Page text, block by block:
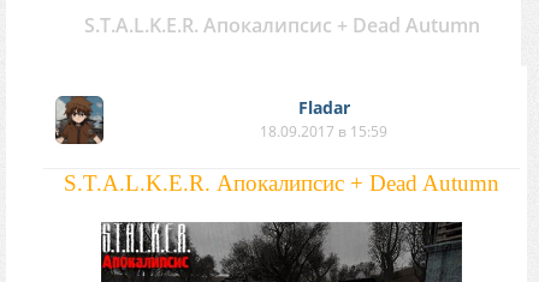
S.T.A.L.K.E.R. Апокалипсис + Dead Autumn
Fladar
18.09.2017 в 15:59
S.T.A.L.K.E.R. Апокалипсис + Dead Autumn